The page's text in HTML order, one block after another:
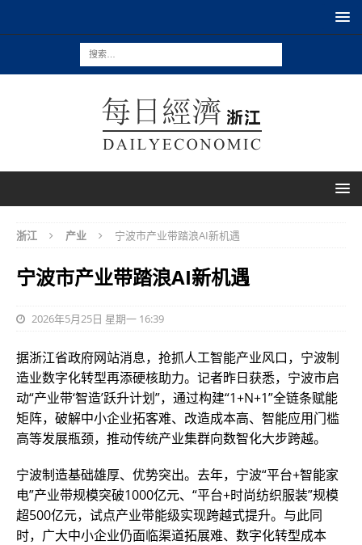
浙江 产业 宁波市产业带踏浪AI新机遇
宁波市产业带踏浪AI新机遇
2026年5月25日 星期一 16:39
据浙江省政府网站消息，抢抓人工智能产业风口，宁波制
造业数字化转型再添硬核助力。记者昨日获悉，宁波市启
动“产业带‘智造’跃升计划”，通过构建“1+N+1”全链条赋能
矩阵，破解中小企业拓客难、改造成本高、智能应用门槛
高等发展瓶颈，推动传统产业集群向数智化大步跨越。
宁波制造基础雄厚、优势突出。去年，宁波“平台+智能家
电”产业带规模突破1000亿元、“平台+时尚纺织服装”规模
超500亿元，试点产业带能级实现跨越式提升。与此同
时，广大中小企业仍面临渠道拓展难、数字化转型成本